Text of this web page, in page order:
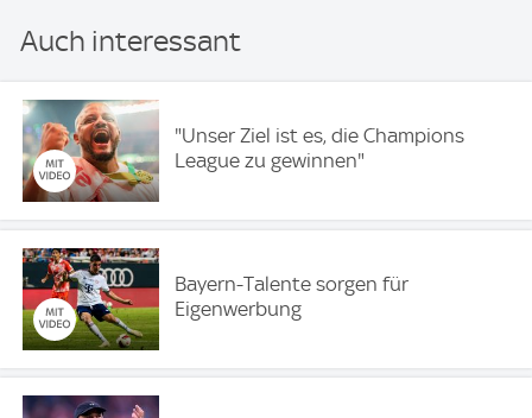
Auch interessant
"Unser Ziel ist es, die Champions
League zu gewinnen"
Bayern-Talente sorgen für
Eigenwerbung